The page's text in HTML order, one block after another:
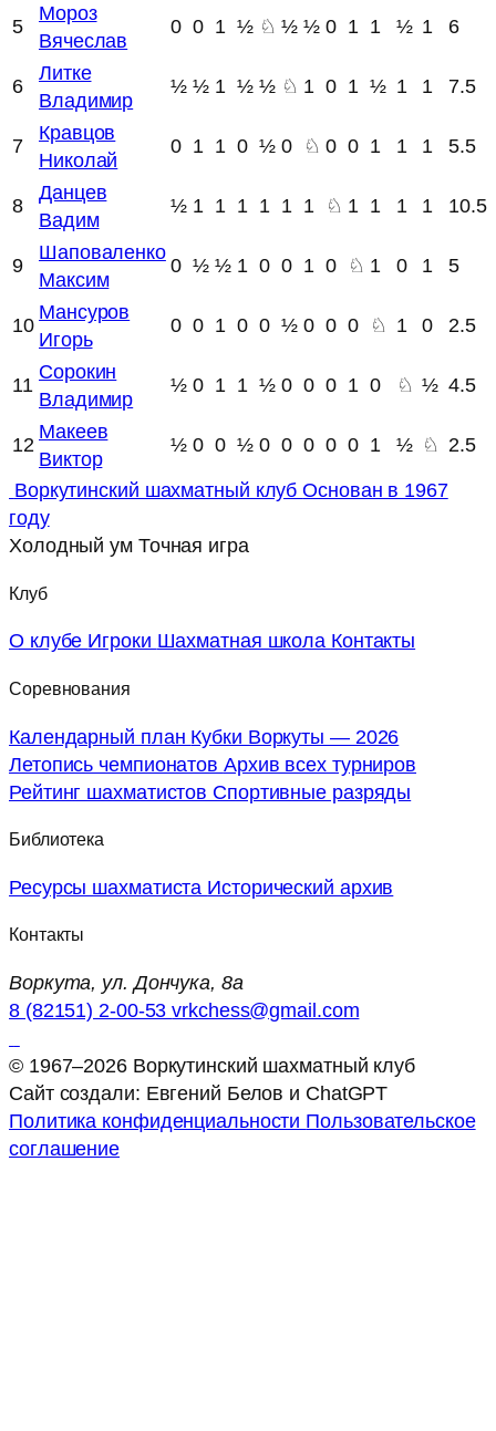
5
Мороз
Вячеслав
0 0 1 ½ ♘ ½ ½ 0 1 1 ½ 1 6
6
Литке
Владимир
½ ½ 1 ½ ½ ♘ 1 0 1 ½ 1 1 7.5
7
Кравцов
Николай
0 1 1 0 ½ 0 ♘ 0 0 1 1 1 5.5
8
Данцев
Вадим
½ 1 1 1 1 1 1 ♘ 1 1 1 1 10.5
9
Шаповаленко
Максим
0 ½ ½ 1 0 0 1 0 ♘ 1 0 1 5
10
Мансуров
Игорь
0 0 1 0 0 ½ 0 0 0 ♘ 1 0 2.5
11
Сорокин
Владимир
½ 0 1 1 ½ 0 0 0 1 0 ♘ ½ 4.5
12
Макеев
Виктор
½ 0 0 ½ 0 0 0 0 0 1 ½ ♘ 2.5
Воркутинский шахматный клубОснован в 1967
году
Холодный ум Точная игра
Клуб
О клубе Игроки Шахматная школа Контакты
Соревнования
Календарный план Кубки Воркуты — 2026
Летопись чемпионатов Архив всех турниров
Рейтинг шахматистов Спортивные разряды
Библиотека
Ресурсы шахматиста Исторический архив
Контакты
Воркута, ул. Дончука, 8а
8 (82151) 2-00-53vrkchess@gmail.com
© 1967–2026 Воркутинский шахматный клуб
Сайт создали: Евгений Белов и ChatGPT
Политика конфиденциальности Пользовательское
соглашение